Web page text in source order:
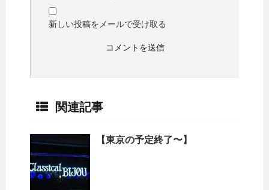
新しい投稿をメールで受け取る
関連記事
【東京の予定終了〜】